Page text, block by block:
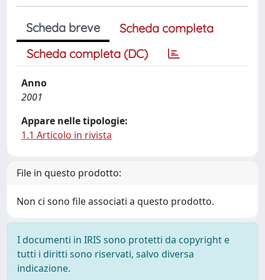
Scheda breve
Scheda completa
Scheda completa (DC)
Anno
2001
Appare nelle tipologie:
1.1 Articolo in rivista
File in questo prodotto:
Non ci sono file associati a questo prodotto.
I documenti in IRIS sono protetti da copyright e
tutti i diritti sono riservati, salvo diversa
indicazione.